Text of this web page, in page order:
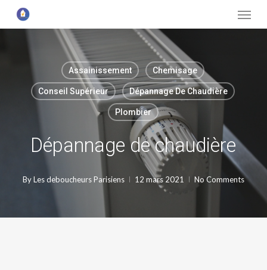
to
Menu
Assainissement Chemisage
Conseil Supérieur Dépannage De Chaudière
Plombier
Dépannage de chaudière
ByLes deboucheurs Parisiens 12 mars 2021 No Comments